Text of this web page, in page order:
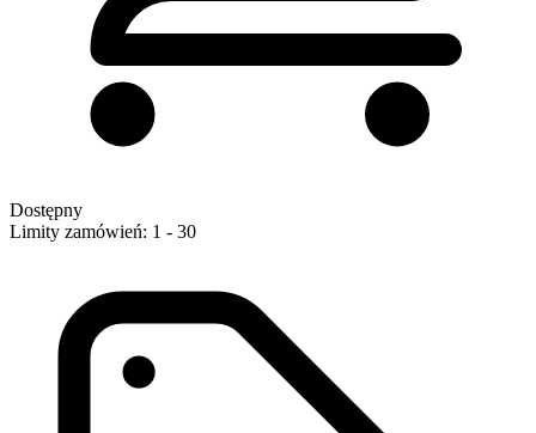
Dostępny
Limity zamówień: 1 - 30